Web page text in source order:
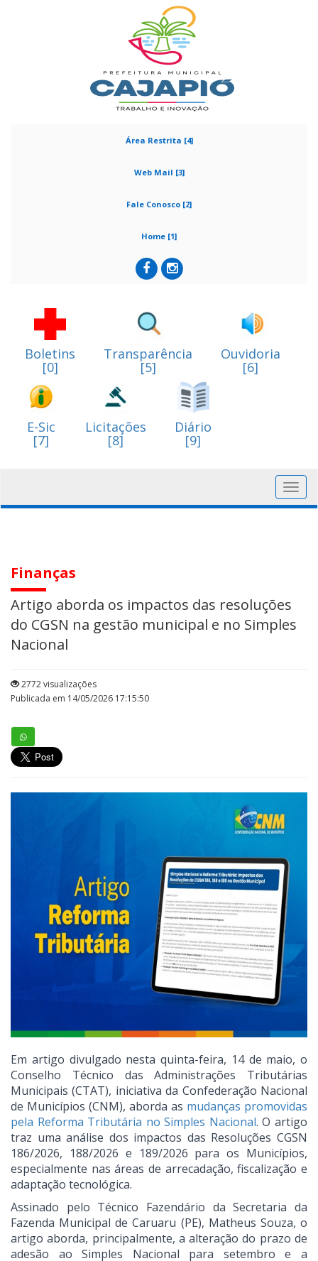
Área Restrita [4]
Web Mail [3]
Fale Conosco [2]
Home [1]
Boletins
[0]
Transparência
[5]
Ouvidoria
[6]
E-Sic
[7]
Licitações
[8]
Diário
[9]
Finanças
Artigo aborda os impactos das resoluções
do CGSN na gestão municipal e no Simples
Nacional
2772 visualizações
Publicada em 14/05/2026 17:15:50
Em artigo divulgado nesta quinta-feira, 14 de maio, o
Conselho Técnico das Administrações Tributárias
Municipais (CTAT), iniciativa da Confederação Nacional
de Municípios (CNM), aborda as mudanças promovidas
pela Reforma Tributária no Simples Nacional. O artigo
traz uma análise dos impactos das Resoluções CGSN
186/2026, 188/2026 e 189/2026 para os Municípios,
especialmente nas áreas de arrecadação, fiscalização e
adaptação tecnológica.
Assinado pelo Técnico Fazendário da Secretaria da
Fazenda Municipal de Caruaru (PE), Matheus Souza, o
artigo aborda, principalmente, a alteração do prazo de
adesão ao Simples Nacional para setembro e a